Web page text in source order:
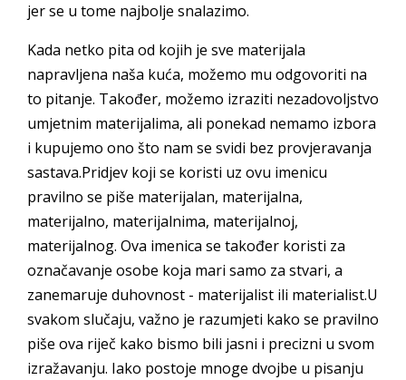
jer se u tome najbolje snalazimo.
Kada netko pita od kojih je sve materijala
napravljena naša kuća, možemo mu odgovoriti na
to pitanje. Također, možemo izraziti nezadovoljstvo
umjetnim materijalima, ali ponekad nemamo izbora
i kupujemo ono što nam se svidi bez provjeravanja
sastava.Pridjev koji se koristi uz ovu imenicu
pravilno se piše materijalan, materijalna,
materijalno, materijalnima, materijalnoj,
materijalnog. Ova imenica se također koristi za
označavanje osobe koja mari samo za stvari, a
zanemaruje duhovnost - materijalist ili materialist.U
svakom slučaju, važno je razumjeti kako se pravilno
piše ova riječ kako bismo bili jasni i precizni u svom
izražavanju. Iako postoje mnoge dvojbe u pisanju